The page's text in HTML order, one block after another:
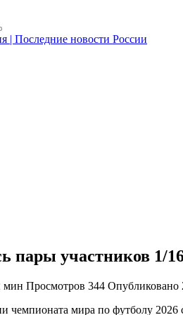
пары участников 1/
мин Просмотров 344 Опубликовано
чемпионата мира по футболу